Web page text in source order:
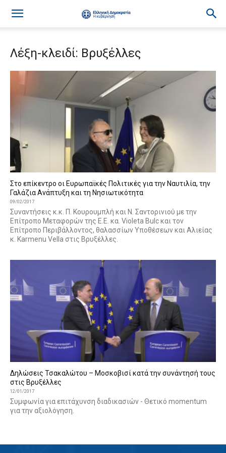
Λέξη-κλειδί: Βρυξέλλες
Στο επίκεντρο οι Ευρωπαϊκές Πολιτικές για την Ναυτιλία, την
Γαλάζια Ανάπτυξη και τη Νησιωτικότητα
09/02/2017
Συναντήσεις κ.κ. Π. Κουρουμπλή και Ν. Σαντορινιού με την
Επίτροπο Μεταφορών της Ε.Ε. κα. Violeta Bulc και τον
Επίτροπο Περιβάλλοντος, θαλασσίων Υποθέσεων και Αλιείας
κ. Karmenu Vella στις Βρυξέλλες.
Δηλώσεις Τσακαλώτου – Μοσκοβισί κατά την συνάντησή τους
στις Βρυξέλλες
12/01/2017
Συμφωνία για επιτάχυνση διαδικασιών - Θετικό momentum
για την αξιολόγηση.